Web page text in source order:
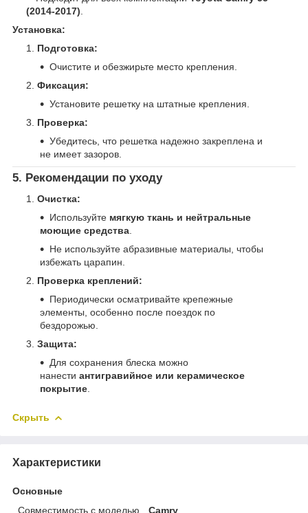
(2014-2017)
Установка:
Подготовка:
Очистите и обезжирьте место крепления.
Фиксация:
Установите решетку на штатные крепления.
Проверка:
Убедитесь, что решетка надежно закреплена и
не имеет зазоров.
5. Рекомендации по уходу
Очистка:
Используйте мягкую ткань и нейтральные
моющие средства
Не используйте абразивные материалы, чтобы
избежать царапин.
Проверка креплений:
Периодически осматривайте крепежные
элементы, особенно после поездок по
бездорожью.
Защита:
Для сохранения блеска можно
нанести антигравийное или керамическое
покрытие
Скрыть
Характеристики
Основные
Совместимость с моделью
Camry